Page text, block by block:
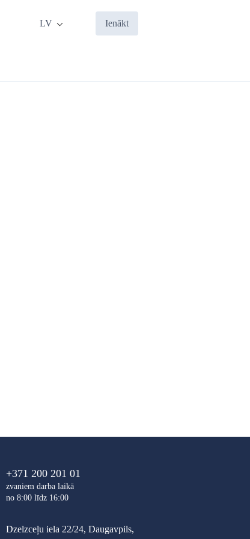
LV Ienākt
+371 200 201 01
zvaniem darba laikā
no 8:00 līdz 16:00
Dzelzceļu iela 22/24, Daugavpils,